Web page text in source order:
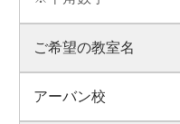
ご希望の教室名
アーバン校